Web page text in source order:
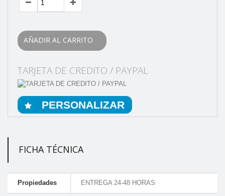
AÑADIR AL CARRITO
TARJETA DE CREDITO / PAYPAL
PERSONALIZAR
FICHA TÉCNICA
Propiedades ENTREGA 24-48 HORAS